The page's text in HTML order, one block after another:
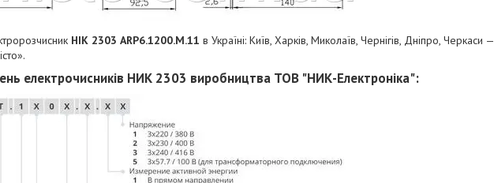
НІК 2303 ARP6.1200.M.11 в Україні: Київ, Харків, Миколаїв, Чернігів, Дніпро, Черкаси —
електрочисників НИК 2303 виробництва ТОВ "НИК-Електроніка":